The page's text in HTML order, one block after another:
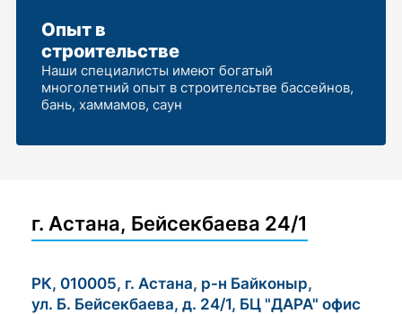
Опыт в
строительстве
Наши специалисты имеют богатый
многолетний опыт в строителсьтве бассейнов,
бань, хаммамов, саун
г. Астана, Бейсекбаева 24/1
РК, 010005, г. Астана, р-н Байконыр,
ул. Б. Бейсекбаева, д. 24/1, БЦ "ДАРА" офис